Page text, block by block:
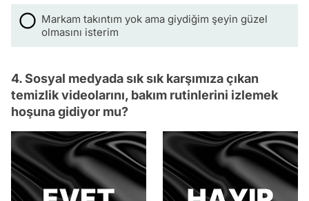
Markam takıntım yok ama giydiğim şeyin güzel
olmasını isterim
4. Sosyal medyada sık sık karşımıza çıkan
temizlik videolarını, bakım rutinlerini izlemek
hoşuna gidiyor mu?